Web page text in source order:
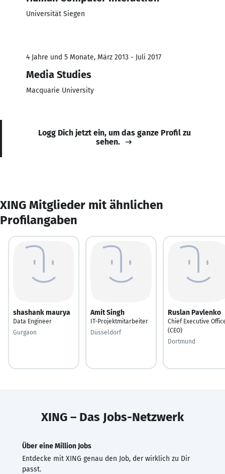
Universität Siegen
4 Jahre und 5 Monate, März 2013 - Juli 2017
Media Studies
Macquarie University
Logg Dich jetzt ein, um das ganze Profil zu
sehen.
XING Mitglieder mit ähnlichen
Profilangaben
shashank maurya
Data Engineer
Gurgaon
Amit Singh
IT-Projektmitarbeiter
Düsseldorf
Ruslan Pavlenko
Chief Executive
(CEO)
Dortmund
XING – Das Jobs-Netzwerk
Über eine Million Jobs
Entdecke mit XING genau den Job, der wirklich zu Dir
passt.